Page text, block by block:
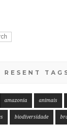
RESENT
amazonia animais
biodiversidade